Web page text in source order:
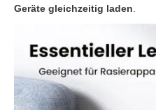
Geräte gleichzeitig laden.